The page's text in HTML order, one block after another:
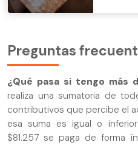
Preguntas
¿Qué pasa si tengo más
realiza una sumatoria de
contributivos que percibe el
esa suma es igual o
$81.257 se paga de forma